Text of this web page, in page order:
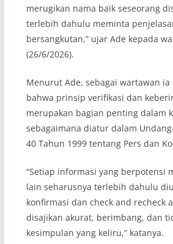
merugikan nama baik seseorang
terlebih dahulu meminta
bersangkutan,” ujar Ade kepada
(26/6/2026).
Menurut Ade, sebagai wartawan ia
bahwa prinsip verifikasi dan
merupakan bagian penting dalam
sebagaimana diatur dalam
40 Tahun 1999 tentang Pers dan
“Setiap informasi yang berpotensi
lain seharusnya terlebih dahulu
konfirmasi dan check and recheck
disajikan akurat, berimbang, dan
kesimpulan yang keliru,” katanya.